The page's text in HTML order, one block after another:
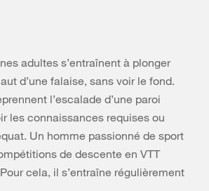
adultes s’entraînent à plonger
d’une falaise, sans voir le fond.
l’escalade d’une paroi
les connaissances requises ou
Un homme passionné de sport
de descente en VTT
cela, il s’entraîne régulièrement